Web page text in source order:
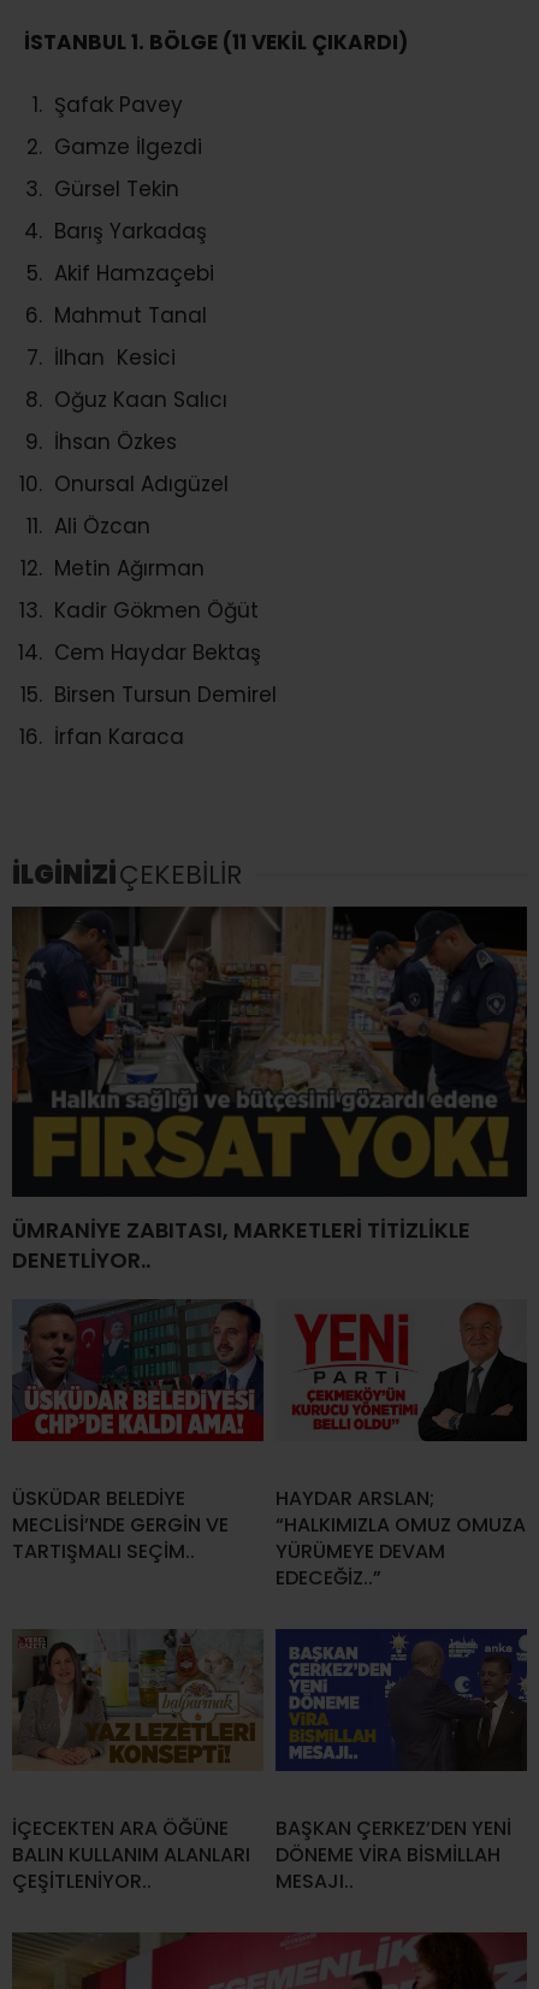
İSTANBUL 1. BÖLGE (11 VEKİL ÇIKARDI)
Şafak Pavey
Gamze İlgezdi
Gürsel Tekin
Barış Yarkadaş
Akif Hamzaçebi
Mahmut Tanal
İlhan Kesici
Oğuz Kaan Salıcı
İhsan Özkes
Onursal Adıgüzel
Ali Özcan
Metin Ağırman
Kadir Gökmen Öğüt
Cem Haydar Bektaş
Birsen Tursun Demirel
İrfan Karaca
İLGİNİZİÇEKEBİLİR
ÜMRANİYE ZABITASI, MARKETLERİ TİTİZLİKLE
DENETLİYOR..
ÜSKÜDAR BELEDİYE
MECLİSİ’NDE GERGİN VE
TARTIŞMALI SEÇİM..
HAYDAR ARSLAN;
“HALKIMIZLA OMUZ OMUZA
YÜRÜMEYE DEVAM
EDECEĞİZ..”
İÇECEKTEN ARA ÖĞÜNE
BALIN KULLANIM ALANLARI
ÇEŞİTLENİYOR..
BAŞKAN ÇERKEZ’DEN YENİ
DÖNEME VİRA BİSMİLLAH
MESAJI..